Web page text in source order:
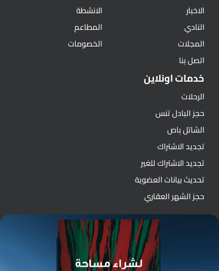
الاخبار
النادي
المجلات
اتصل بنا
الانشطة
المطاعم
الخصومات
خدمات اونلاين
الرحلات
حجز البادل تنس
الشاتل باص
تجديد الاشتراك
تجديد الاشتراك للغير
تحديث بيانات العضوية
حجز الشهر العقاري